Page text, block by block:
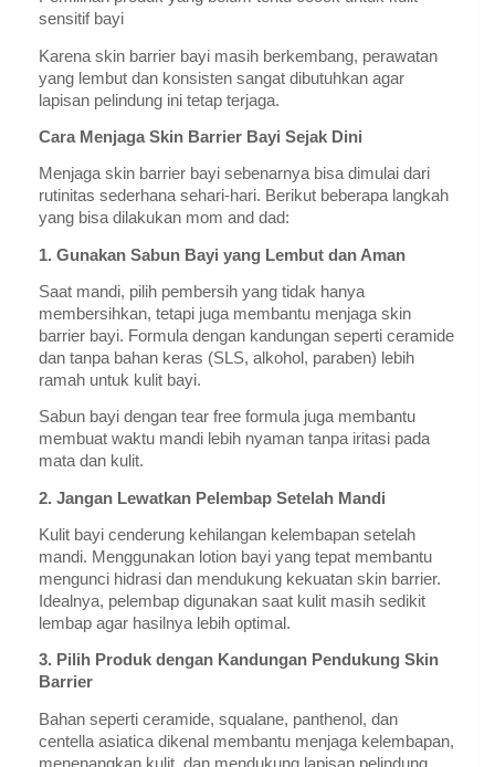
sensitif bayi
Karena skin barrier bayi masih berkembang, perawatan
yang lembut dan konsisten sangat dibutuhkan agar
lapisan pelindung ini tetap terjaga.
Cara Menjaga Skin Barrier Bayi Sejak Dini
Menjaga skin barrier bayi sebenarnya bisa dimulai dari
rutinitas sederhana sehari-hari. Berikut beberapa langkah
yang bisa dilakukan mom and dad:
1. Gunakan Sabun Bayi yang Lembut dan Aman
Saat mandi, pilih pembersih yang tidak hanya
membersihkan, tetapi juga membantu menjaga skin
barrier bayi. Formula dengan kandungan seperti ceramide
dan tanpa bahan keras (SLS, alkohol, paraben) lebih
ramah untuk kulit bayi.
Sabun bayi dengan tear free formula juga membantu
membuat waktu mandi lebih nyaman tanpa iritasi pada
mata dan kulit.
2. Jangan Lewatkan Pelembap Setelah Mandi
Kulit bayi cenderung kehilangan kelembapan setelah
mandi. Menggunakan lotion bayi yang tepat membantu
mengunci hidrasi dan mendukung kekuatan skin barrier.
Idealnya, pelembap digunakan saat kulit masih sedikit
lembap agar hasilnya lebih optimal.
3. Pilih Produk dengan Kandungan Pendukung Skin
Barrier
Bahan seperti ceramide, squalane, panthenol, dan
centella asiatica dikenal membantu menjaga kelembapan,
menenangkan kulit, dan mendukung lapisan pelindung